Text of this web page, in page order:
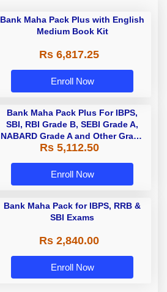
Bank Maha Pack Plus with English
Medium Book Kit
Rs 6,817.25
Enroll Now
Bank Maha Pack Plus For IBPS,
SBI, RBI Grade B, SEBI Grade A,
NABARD Grade A and Other Grade
A & Grade B Bank Exams
Rs 5,112.50
Enroll Now
Bank Maha Pack for IBPS, RRB &
SBI Exams
Rs 2,840.00
Enroll Now